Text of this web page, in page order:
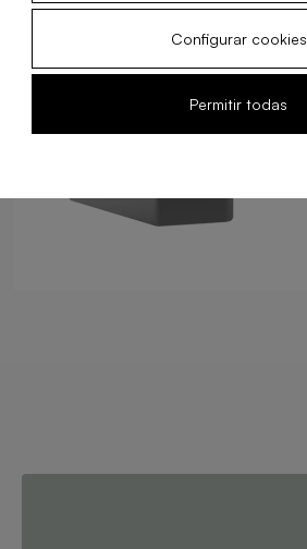
Configurar cookies
Permitir todas